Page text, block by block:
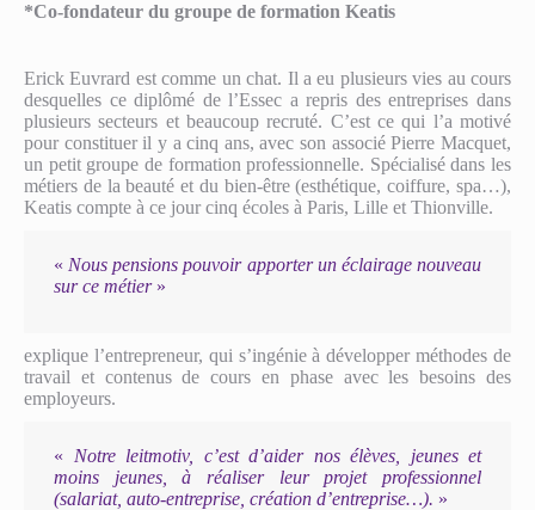
*Co-fondateur du groupe de formation Keatis
Erick Euvrard est comme un chat. Il a eu plusieurs vies au cours
desquelles ce diplômé de l’Essec a repris des entreprises dans
plusieurs secteurs et beaucoup recruté. C’est ce qui l’a motivé
pour constituer il y a cinq ans, avec son associé Pierre Macquet,
un petit groupe de formation professionnelle. Spécialisé dans les
métiers de la beauté et du bien-être (esthétique, coiffure, spa…),
Keatis compte à ce jour cinq écoles à Paris, Lille et Thionville.
« Nous pensions pouvoir apporter un éclairage nouveau
sur ce métier »
explique l’entrepreneur, qui s’ingénie à développer méthodes de
travail et contenus de cours en phase avec les besoins des
employeurs.
« Notre leitmotiv, c’est d’aider nos élèves, jeunes et
moins jeunes, à réaliser leur projet professionnel
(salariat, auto-entreprise, création d’entreprise…). »